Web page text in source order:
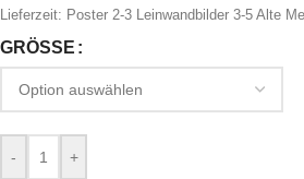
Lieferzeit: Poster 2-3 Leinwandbilder 3-5 Alte
GRÖSSE
- +